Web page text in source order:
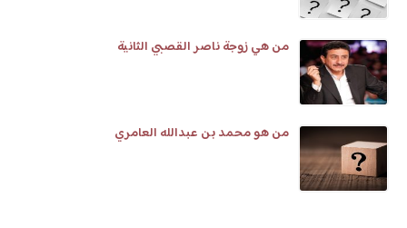
من هي زوجة ناصر القصبي الثانية
من هو محمد بن عبدالله العامري